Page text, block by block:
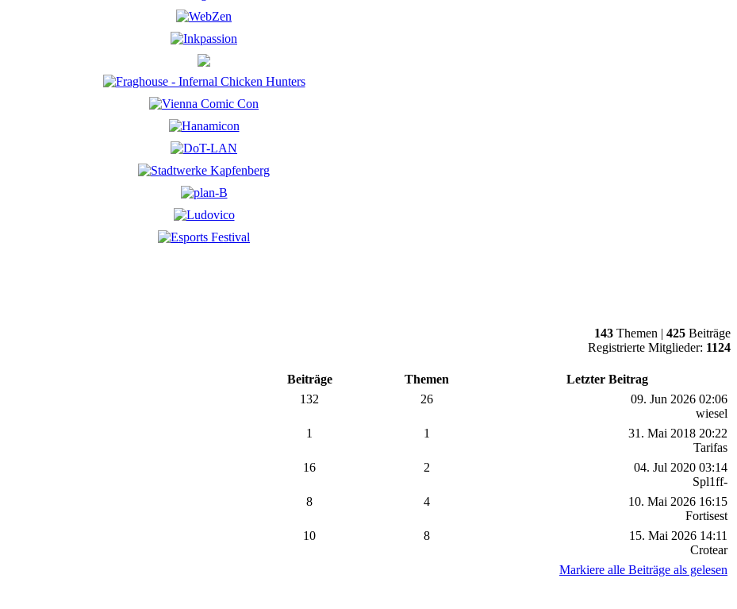
143 Themen | 425 Beiträge
Registrierte Mitglieder: 1124
Beiträge Themen
Letzter Beitrag
132 26
09. Jun 2026 02:06
wiesel
1 1
31. Mai 2018 20:22
Tarifas
16 2
04. Jul 2020 03:14
Spl1ff-
8 4
10. Mai 2026 16:15
Fortisest
10 8
15. Mai 2026 14:11
Crotear
Markiere alle Beiträge als gelesen